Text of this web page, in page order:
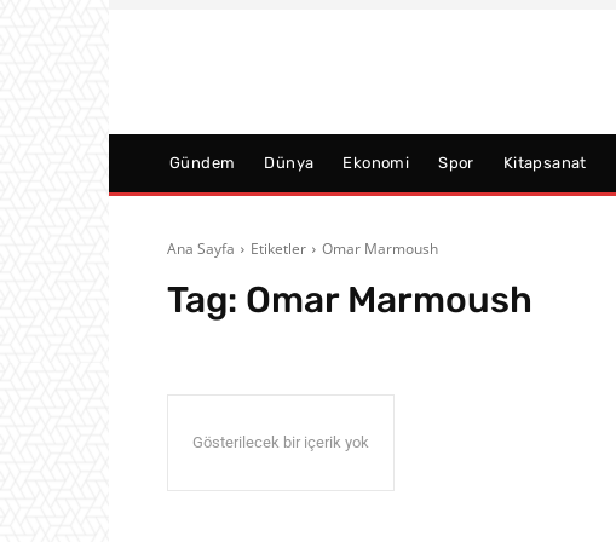
Gündem Dünya Ekonomi Spor Kitapsanat
Ana Sayfa Etiketler Omar Marmoush
Tag: Omar Marmoush
Gösterilecek bir içerik yok